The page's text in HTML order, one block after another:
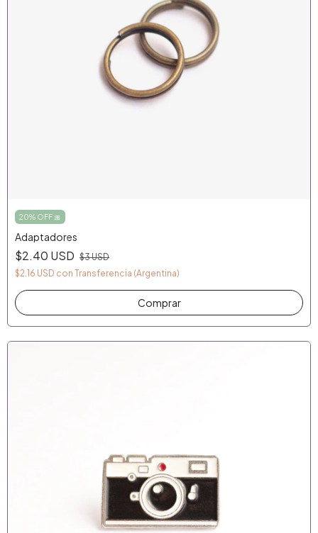
20% OFF 🎀
Adaptadores
$2.40 USD $3 USD
$2.16 USD con Transferencia (Argentina)